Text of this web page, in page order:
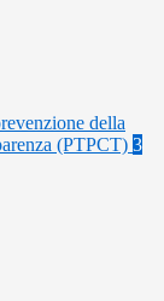
della
(PTPCT) 3